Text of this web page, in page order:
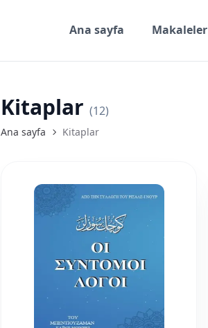
Ana sayfa Makaleler
Kitaplar (12)
Ana sayfa Kitaplar